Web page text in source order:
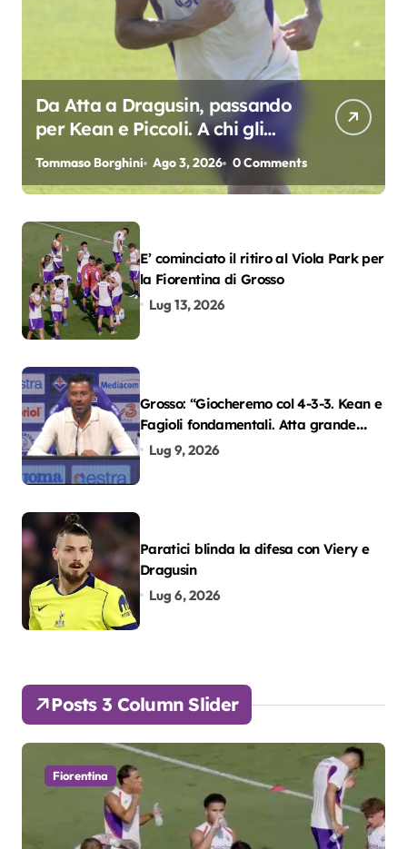
Da Atta a Dragusin, passando
per Kean e Piccoli. A chi gli
oscar del precampionato?
Tommaso Borghini Ago 3, 2026 0 Comments
E’ cominciato il ritiro al Viola Park per
la Fiorentina di Grosso
Lug 13, 2026
Grosso: “Giocheremo col 4-3-3. Kean e
Fagioli fondamentali. Atta grande
colpo”
Lug 9, 2026
Paratici blinda la difesa con Viery e
Dragusin
Lug 6, 2026
Posts 3 Column Slider
Fiorentina